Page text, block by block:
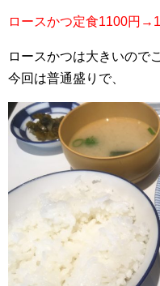
ロースかつ定食1100円
ロースかつは大きいので
今回は普通盛りで、